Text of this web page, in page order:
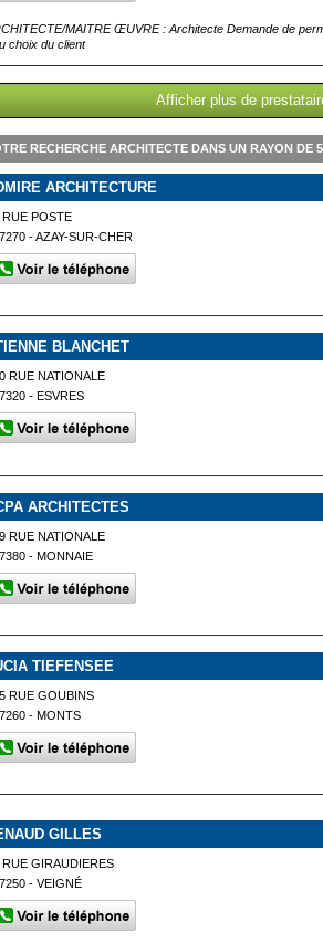
MAITRE ŒUVRE : Architecte Demande de
choix du client
Afficher plus de
RECHERCHE ARCHITECTE DANS UN RAYON DE
ARCHITECTURE
RUE POSTE
- AZAY-SUR-CHER
BLANCHET
RUE NATIONALE
- ESVRES
ARCHITECTES
RUE NATIONALE
- MONNAIE
TIEFENSEE
RUE GOUBINS
- MONTS
GILLES
RUE GIRAUDIERES
- VEIGNÉ